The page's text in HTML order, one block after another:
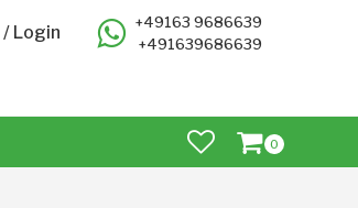
/ Login
+49163 9686639
+491639686639
0